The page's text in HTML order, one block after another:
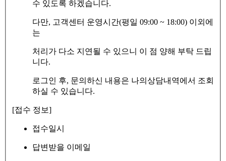
수 있도록 하겠습니다.
다만, 고객센터 운영시간(평일 09:00 ~ 18:00) 이외에
는
처리가 다소 지연될 수 있으니 이 점 양해 부탁 드립
니다.
로그인 후, 문의하신 내용은 나의상담내역에서 조회
하실 수 있습니다.
[접수 정보]
접수일시
답변받을 이메일